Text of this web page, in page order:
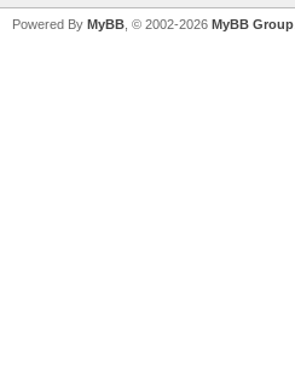
Powered By MyBB , © 2002-2026 MyBB Group